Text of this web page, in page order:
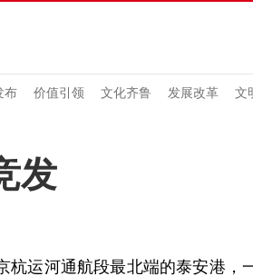
布 价值引领 文化齐鲁 发展改革 文
发
运河通航段最北端的泰安港，